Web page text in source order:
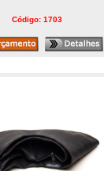
Código: 1703